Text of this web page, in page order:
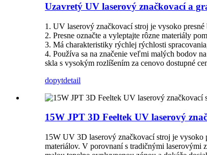
Uzavretý UV laserový značkovací a
1. UV laserový značkovací stroj je vysoko
2. Presne označte a vyleptajte rôzne materiály
3. Má charakteristiky rýchlej rýchlosti
4. Používa sa na značenie veľmi malých bodov
skla s vysokým rozlíšením za cenovo dostupné
dopytdetail
15W JPT 3D Feeltek UV laserový
15W UV 3D laserový značkovací stroj je vysoko
materiálov. V porovnaní s tradičnými laserovými